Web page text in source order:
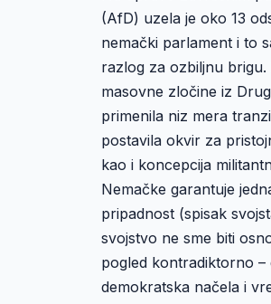
(AfD) uzela je oko 13
nemački parlament i to
razlog za ozbiljnu
masovne zločine iz
primenila niz mera
postavila okvir za
kao i koncepcija
Nemačke garantuje
pripadnost (spisak
svojstvo ne sme biti
pogled kontradiktorno –
demokratska načela i